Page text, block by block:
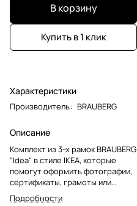
В корзину
Купить в 1 клик
Характеристики
Производитель: BRAUBERG
Описание
Комплект из 3-х рамок BRAUBERG
"Idea" в стиле IKEA, которые
помогут оформить фотографии,
сертификаты, грамоты или
любые другие ценные
Подробности